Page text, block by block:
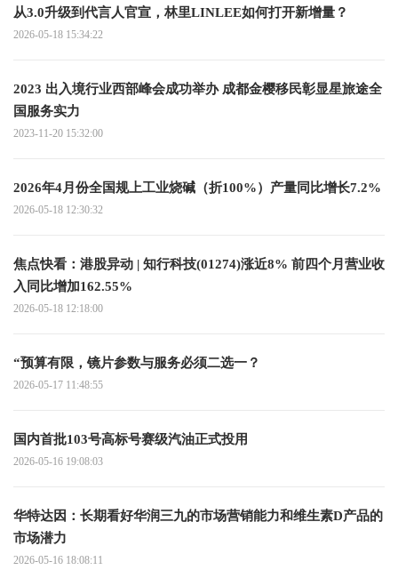
从3.0升级到代言人官宣，林里LINLEE如何打开新增量？
2026-05-18 15:34:22
2023 出入境行业西部峰会成功举办 成都金樱移民彰显星旅途全
国服务实力
2023-11-20 15:32:00
2026年4月份全国规上工业烧碱（折100%）产量同比增长7.2%
2026-05-18 12:30:32
焦点快看：港股异动 | 知行科技(01274)涨近8% 前四个月营业收
入同比增加162.55%
2026-05-18 12:18:00
“预算有限，镜片参数与服务必须二选一？
2026-05-17 11:48:55
国内首批103号高标号赛级汽油正式投用
2026-05-16 19:08:03
华特达因：长期看好华润三九的市场营销能力和维生素D产品的
市场潜力
2026-05-16 18:08:11